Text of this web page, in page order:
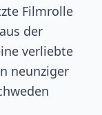
Filmrolle
der
verliebte
neunziger